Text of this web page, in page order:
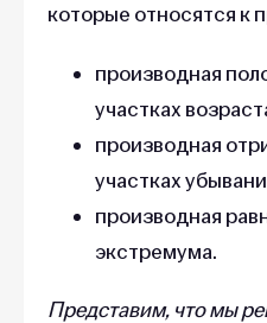
которые относятся к
производная
участках
производная
участках
производная
экстремума.
Представим, что мы